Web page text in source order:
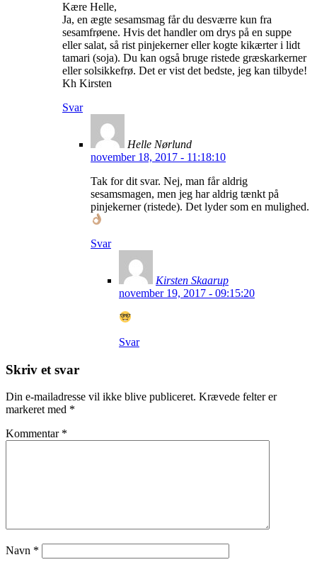
Kære Helle,
Ja, en ægte sesamsmag får du desværre kun fra
sesamfrøene. Hvis det handler om drys på en suppe
eller salat, så rist pinjekerner eller kogte kikærter i lidt
tamari (soja). Du kan også bruge ristede græskarkerner
eller solsikkefrø. Det er vist det bedste, jeg kan tilbyde!
Kh Kirsten
Svar
Helle Nørlund
november 18, 2017 - 11:18:10
Tak for dit svar. Nej, man får aldrig
sesamsmagen, men jeg har aldrig tænkt på
pinjekerner (ristede). Det lyder som en mulighed.
Svar
Kirsten Skaarup
november 19, 2017 - 09:15:20
Svar
Skriv et svar
Din e-mailadresse vil ikke blive publiceret. Krævede felter er
markeret med *
Kommentar *
Navn *